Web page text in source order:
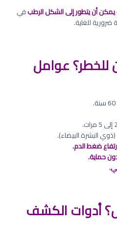
أن يتطور إلى الشكل الرطبفي
للغاية.
عوامل
البشرة البيضاء).
ضغط الدم.
حماية.
أدوات الكشف